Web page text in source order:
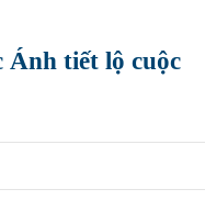
Ánh tiết lộ cuộc